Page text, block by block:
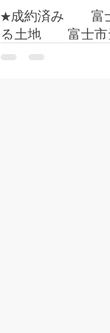
★成約済み 富士
る土地 富士市
万円